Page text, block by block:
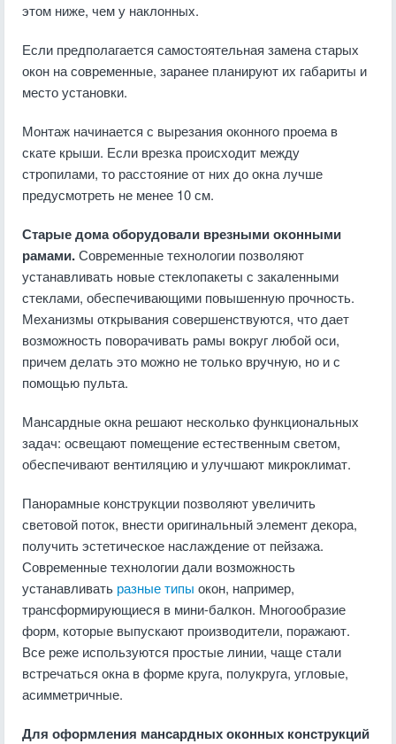
этом ниже, чем у наклонных.
Если предполагается самостоятельная замена старых
окон на современные, заранее планируют их габариты и
место установки.
Монтаж начинается с вырезания оконного проема в
скате крыши. Если врезка происходит между
стропилами, то расстояние от них до окна лучше
предусмотреть не менее 10 см.
Старые дома оборудовали врезными оконными
рамами.Современные технологии позволяют
устанавливать новые стеклопакеты с закаленными
стеклами, обеспечивающими повышенную прочность.
Механизмы открывания совершенствуются, что дает
возможность поворачивать рамы вокруг любой оси,
причем делать это можно не только вручную, но и с
помощью пульта.
Мансардные окна решают несколько функциональных
задач: освещают помещение естественным светом,
обеспечивают вентиляцию и улучшают микроклимат.
Панорамные конструкции позволяют увеличить
световой поток, внести оригинальный элемент декора,
получить эстетическое наслаждение от пейзажа.
Современные технологии дали возможность
устанавливать разные типы окон, например,
трансформирующиеся в мини-балкон. Многообразие
форм, которые выпускают производители, поражают.
Все реже используются простые линии, чаще стали
встречаться окна в форме круга, полукруга, угловые,
асимметричные.
Для оформления мансардных оконных конструкций